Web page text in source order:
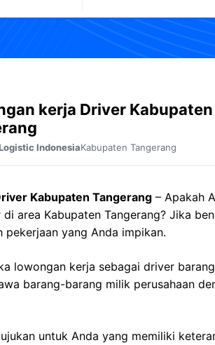
kerja Driver Kabupaten
IndonesiaKabupaten Tangerang
Kabupaten Tangerang – Apakah
area Kabupaten Tangerang? Jika
pekerjaan yang Anda impikan.
lowongan kerja sebagai driver
barang-barang milik perusahaan
untuk Anda yang memiliki